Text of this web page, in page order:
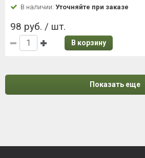
В наличии: Уточняйте при заказе
98 руб. / шт.
В корзину
Показать еще